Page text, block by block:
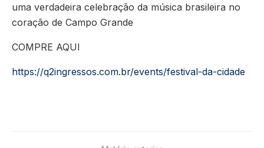
uma verdadeira celebração da música brasileira no
coração de Campo Grande
COMPRE AQUI
https://q2ingressos.com.br/events/festival-da-cidade